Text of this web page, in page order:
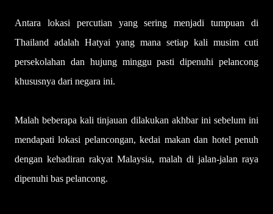
Antara lokasi percutian yang sering menjadi tum­puan di
Thailand adalah Hatyai yang mana setiap kali musim cuti
persekolahan dan hujung ming­gu pasti dipenuhi pelancong
khususnya dari negara ini.
Malah beberapa kali tinjauan dilakukan akhbar ini sebelum ini
mendapati lokasi pelancongan, kedai makan dan hotel penuh
dengan kehadiran rakyat Malaysia, malah di jalan-jalan raya
dipenuhi bas pelancong.